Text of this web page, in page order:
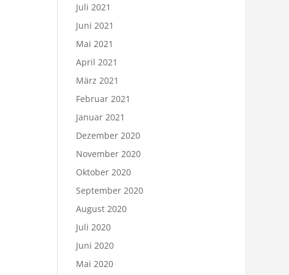
Juli 2021
Juni 2021
Mai 2021
April 2021
März 2021
Februar 2021
Januar 2021
Dezember 2020
November 2020
Oktober 2020
September 2020
August 2020
Juli 2020
Juni 2020
Mai 2020